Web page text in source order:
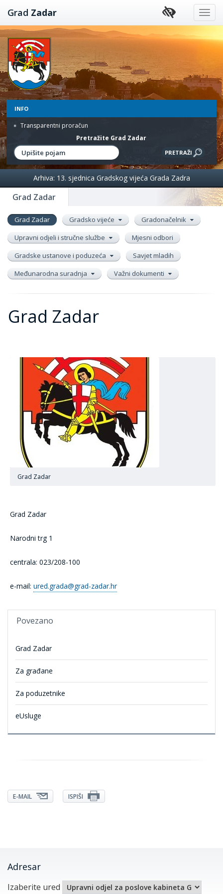
Preskoči
na
sadržaj
Grad Zadar
INFO
Transparentni proračun
Pretražite Grad Zadar
Grad Zadar
Arhiva: 13. sjednica Gradskog vijeća Grada Zadra
Grad Zadar Gradsko vijeće
Gradonačelnik
Upravni odjeli i stručne službe
Mjesni odbori
Gradske ustanove i poduzeća
Savjet mladih
Međunarodna suradnja
Važni dokumenti
Grad Zadar
Grad Zadar
Grad Zadar
Narodni trg 1
centrala: 023/208-100
e-mail: ured.grada@grad-zadar.hr
Povezano
Grad Zadar
Za građane
Za poduzetnike
eUsluge
E-MAIL ISPIŠI
Adresar
Izaberite ured